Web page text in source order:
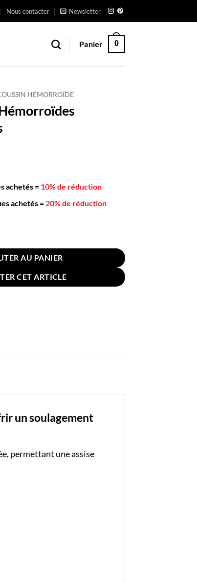
Nous contacter Newsletter
Panier 0
HÉMORROÏDE
achetés = 10% de réduction
achetés = 20% de réduction
46x35cm Gris
AU PANIER
CET ARTICLE
un soulagement
permettant une assise